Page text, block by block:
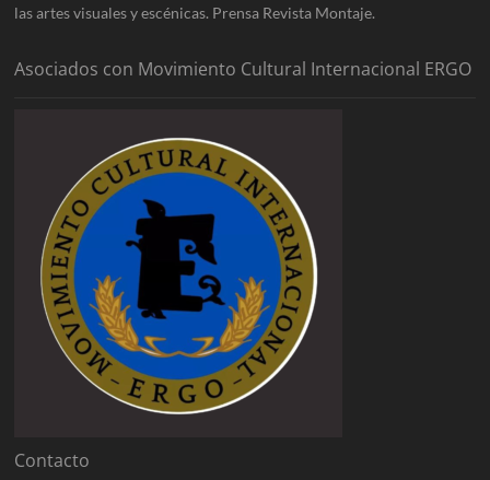
las artes visuales y escénicas. Prensa Revista Montaje.
Asociados con Movimiento Cultural Internacional ERGO
Contacto